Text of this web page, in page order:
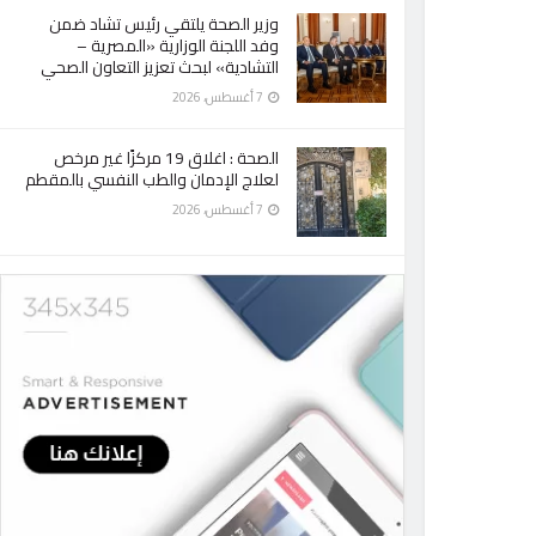
وزير الصحة يلتقي رئيس تشاد ضمن
وفد اللجنة الوزارية «المصرية –
التشادية» لبحث تعزيز التعاون الصحي
الصحة : اغلاق 19 مركزًا غير مرخص
لعلاج الإدمان والطب النفسي بالمقطم